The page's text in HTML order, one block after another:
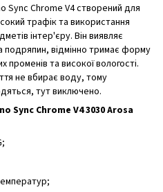
Sync Chrome V4 створений для
трафік та використання
інтер'єру. Він виявляє
подряпин, відмінно тримає форму
та високої вологості.
не вбирає воду, тому
тут виключено.
Sync Chrome V4 3030 Arosa